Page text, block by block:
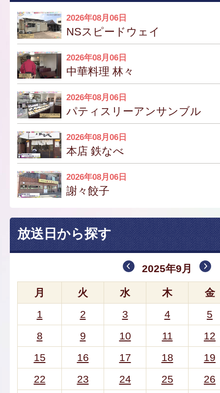
2026年08月06日
NSスピードウェイ
2026年08月06日
中華料理 林々
2026年08月06日
パティスリーアンサンブル
2026年08月06日
本店 鉄なべ
2026年08月06日
謝々餃子
放送日から探す
2025年9月
月 火 水 木
金
1
2 3 4
5
8
9 10 11
12
15
16 17 18
19
22
23 24 25
26